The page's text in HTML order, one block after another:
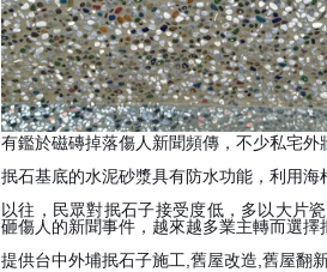
有鑑於磁磚掉落傷人新聞頻傳，不少私宅外
抿石基底的水泥砂漿具有防水功能，利用海
以往，民眾對抿石子接受度低，多以大片
砸傷人的新聞事件，越來越多業主轉而選擇
提供台中外埔抿石子施工,舊屋改造,舊屋翻新